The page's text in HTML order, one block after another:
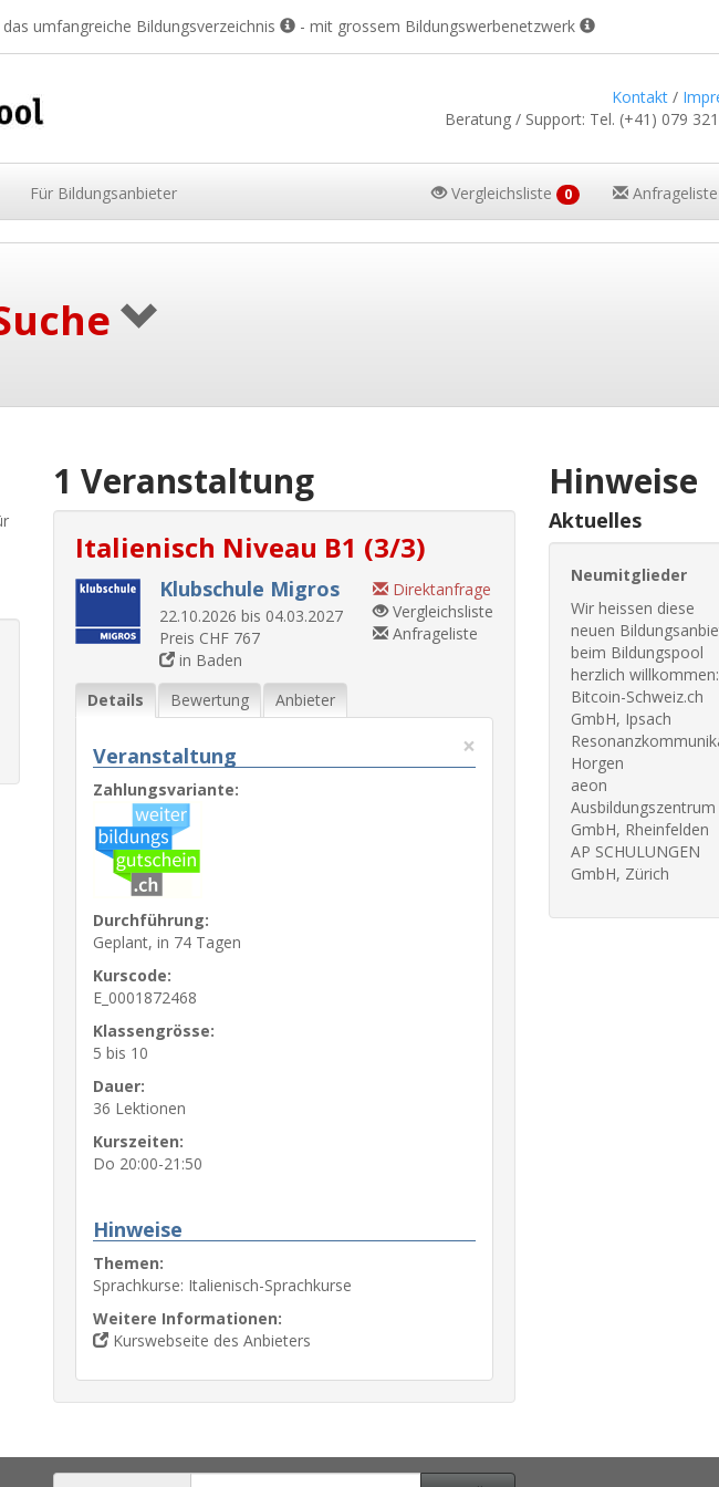
das umfangreiche Bildungsverzeichnis - mit grossem Bildungswerbenetzwerk
Kontakt /
Beratung / Support: Tel. (+41) 079
Für Bildungsanbieter Vergleichsliste 0 Anfrageliste
1 Veranstaltung
Italienisch Niveau B1 (3/3)
Klubschule Migros
22.10.2026 bis 04.03.2027
Preis CHF 767
in Baden
Direktanfrage
Vergleichsliste
Anfrageliste
Details Bewertung Anbieter
×
Veranstaltung
Zahlungsvariante:
Durchführung:
Geplant, in 74 Tagen
Kurscode:
E_0001872468
Klassengrösse:
5 bis 10
Dauer:
36 Lektionen
Kurszeiten:
Do 20:00-21:50
Hinweise
Themen:
Sprachkurse: Italienisch-Sprachkurse
Weitere Informationen:
Kurswebseite des Anbieters
Hinweise
Aktuelles
Neumitglieder
Wir heissen diese
neuen
beim Bildungspool
herzlich willkommen:
Bitcoin-Schweiz.ch
GmbH, Ipsach
Horgen
aeon
Ausbildungszentrum
GmbH, Rheinfelden
AP SCHULUNGEN
GmbH, Zürich